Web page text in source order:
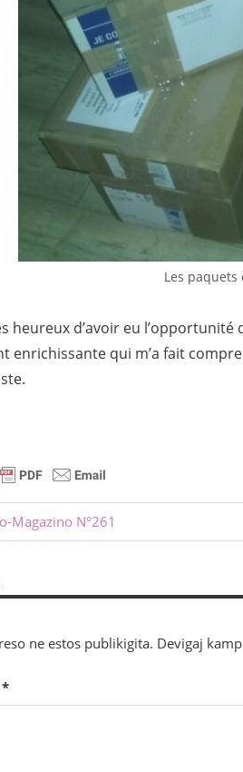
Les
heureux d’avoir eu
enrichissante qui m’a fait
Magazino N°261
ne estos publikigita. Devigaj
*